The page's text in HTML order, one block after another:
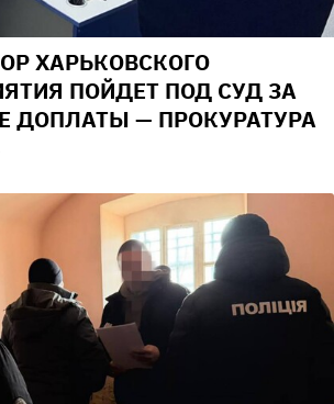
ХАРЬКОВСКОГО
ПОЙДЕТ ПОД СУД ЗА
ДОПЛАТЫ — ПРОКУРАТУРА